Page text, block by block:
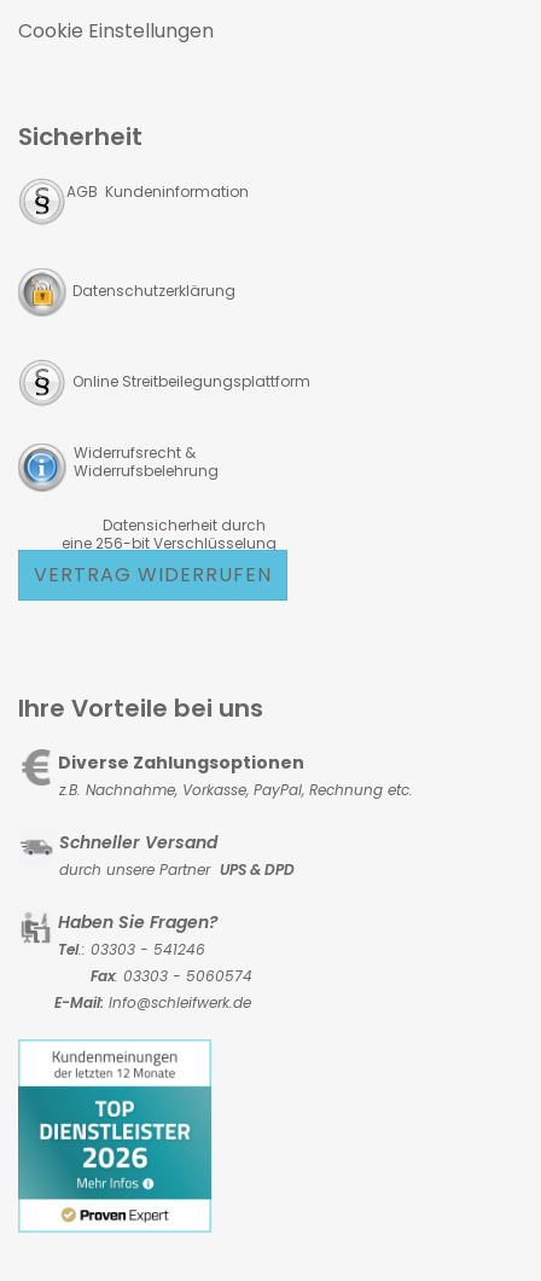
Cookie Einstellungen
Sicherheit
AGB Kundeninformation
Datenschutzerklärung
Online Streitbeilegungsplattform
Widerrufsrecht &
Widerrufsbelehrung
Datensicherheit durch
eine 256-bit Verschlüsselung
VERTRAG WIDERRUFEN
Ihre Vorteile bei uns
Diverse Zahlungsoptionen
z.B. Nachnahme, Vorkasse, PayPal, Rechnung etc.
Schneller Versand
durch unsere Partner UPS & DPD
Haben Sie Fragen?
Tel.: 03303 - 541246
Fax: 03303 - 5060574
E-Mail: Info@schleifwerk.de